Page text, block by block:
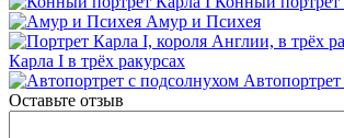
Амур и Психея
Карла I в трёх ракурсах
Оставьте отзыв